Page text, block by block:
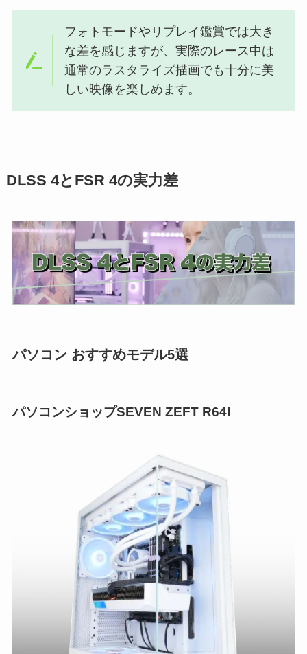
フォトモードやリプレイ鑑賞では大き
な差を感じますが、実際のレース中は
通常のラスタライズ描画でも十分に美
しい映像を楽しめます。
DLSS 4とFSR 4の実力差
パソコン おすすめモデル5選
パソコンショップSEVEN ZEFT R64I